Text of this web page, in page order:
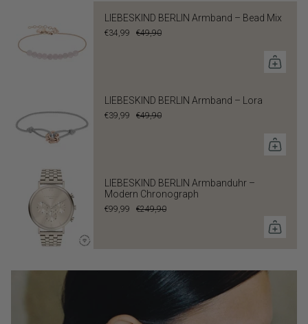
LIEBESKIND BERLIN Armband – Bead Mix
€34,99 €49,90
LIEBESKIND BERLIN Armband – Lora
€39,99 €49,90
LIEBESKIND BERLIN Armbanduhr –
Modern Chronograph
€99,99 €249,90